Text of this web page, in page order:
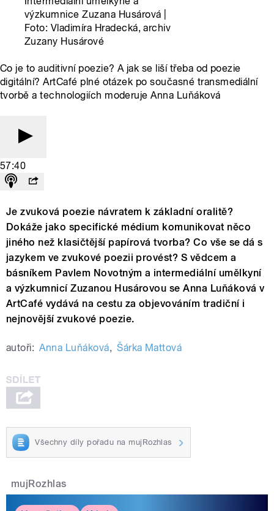
výzkumnice Zuzana Husárová |
Foto: Vladimíra Hradecká, archiv
Zuzany Husárové
Co je to auditivní poezie? A jak se liší třeba od poezie
digitální? ArtCafé plné otázek po současné transmediální
tvorbě a technologiích moderuje Anna Luňáková
57:40
Je zvuková poezie návratem k základní oralitě?
Dokáže jako specifické médium komunikovat něco
jiného než klasičtější papírová tvorba? Co vše se dá s
jazykem ve zvukové poezii provést? S vědcem a
básníkem Pavlem Novotným a intermediální umělkyní
a výzkumnicí Zuzanou Husárovou se Anna Luňáková v
ArtCafé vydává na cestu za objevováním tradiční i
nejnovější zvukové poezie.
autoři: Anna Luňáková, Šárka Mattová
Všechny díly pořadu na mujRozhlas
mujRozhlas